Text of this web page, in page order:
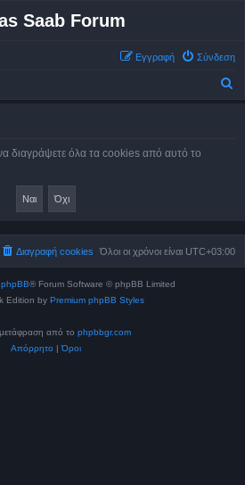
Saab Forum
Σύνδεση
Εγγραφή
σ
η
να διαγράψετε όλα τα cookies από αυτό το
Όλοι οι χρόνοι είναι UTC+03:00
Διαγραφή cookies
phpBB® Forum Software © phpBB Limited
Edition by Premium phpBB Styles
από το phpbbgr.com
Απόρρητο |Όροι